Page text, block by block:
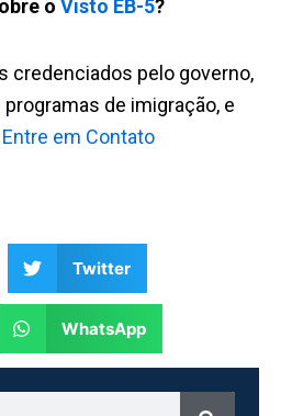
o Visto EB-5?
credenciados pelo governo,
de imigração, e
Entre em Contato
Twitter
WhatsApp